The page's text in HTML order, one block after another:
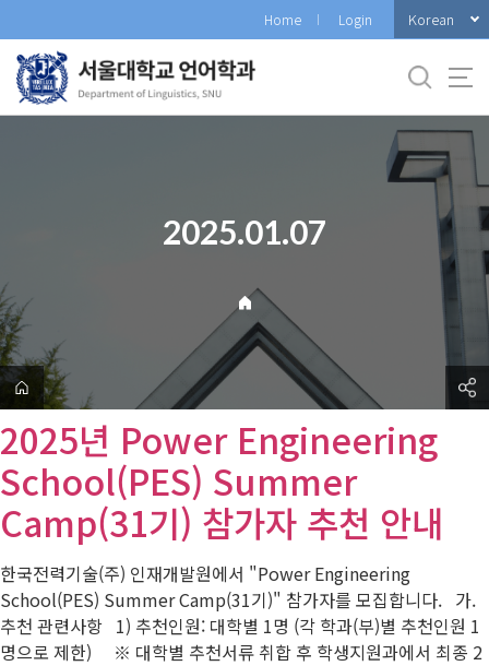
로
메
Home Login Korean
2025.01.07
2025년 Power Engineering
School(PES) Summer
Camp(31기) 참가자 추천 안내
한국전력기술(주) 인재개발원에서 "Power Engineering
School(PES) Summer Camp(31기)" 참가자를 모집합니다. 가.
추천 관련사항 1) 추천인원: 대학별 1명 (각 학과(부)별 추천인원 1
명으로 제한) ※ 대학별 추천서류 취합 후 학생지원과에서 최종 2